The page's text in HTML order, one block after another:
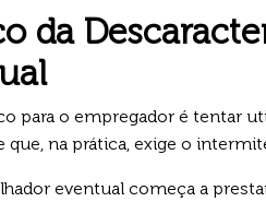
da
para o empregador é tentar
que, na prática, exige o
eventual começa a